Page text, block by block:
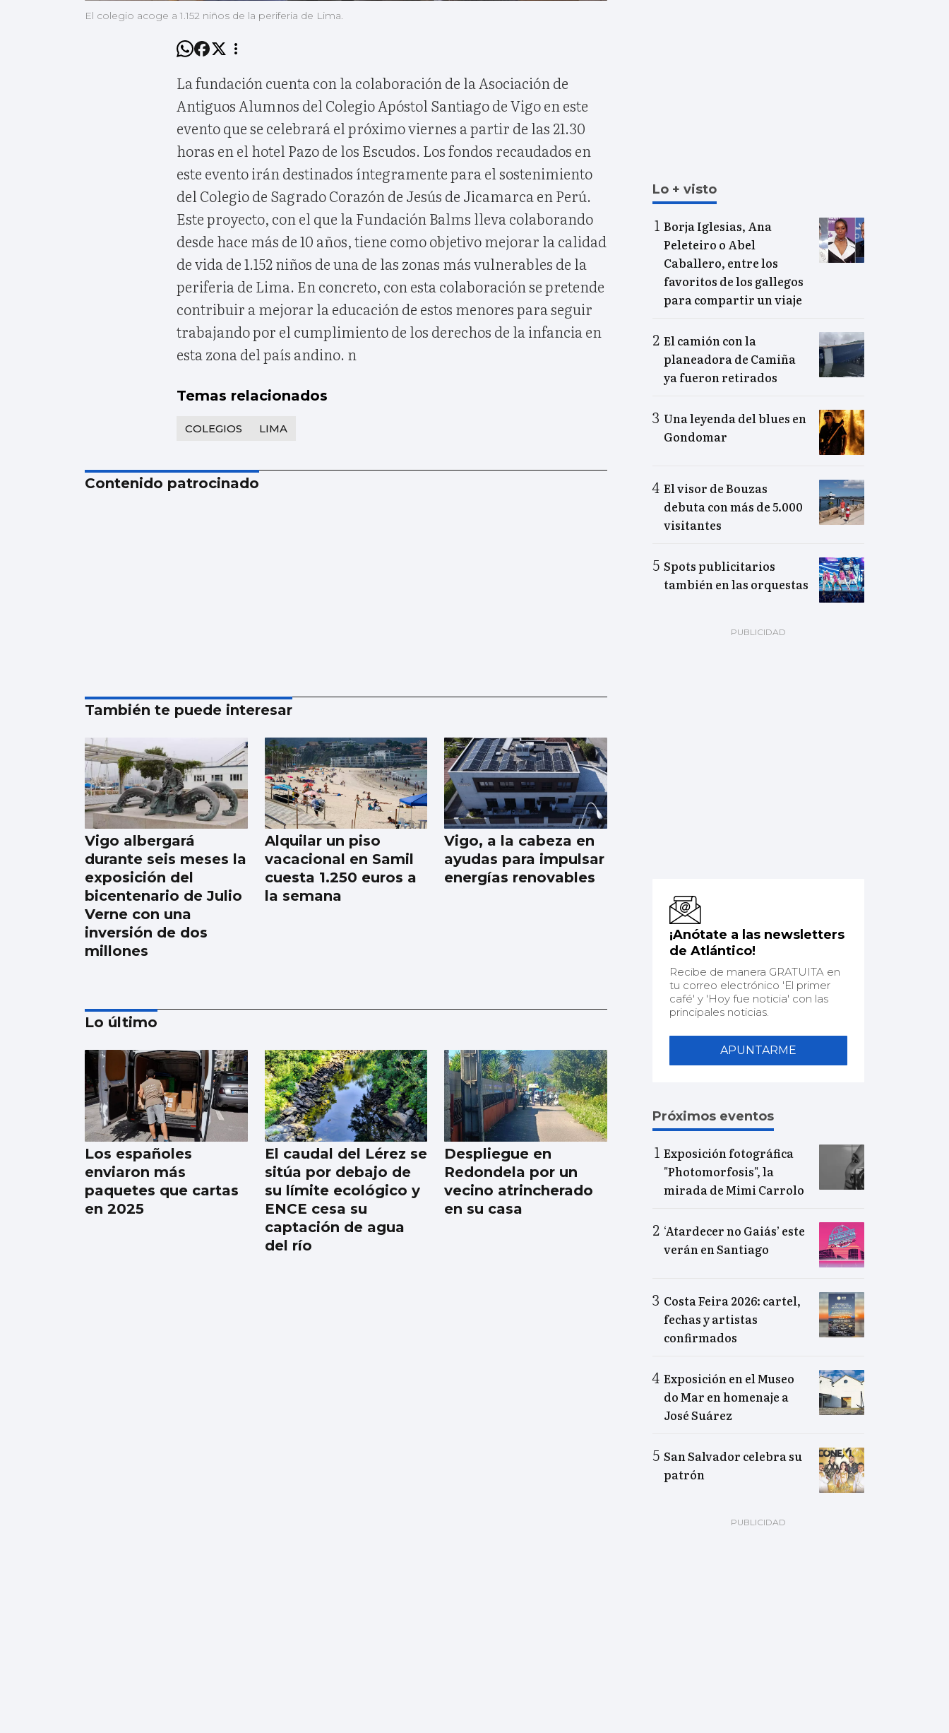
El colegio acoge a 1.152 niños de la periferia de Lima.
La fundación cuenta con la colaboración de la Asociación de
Antiguos Alumnos del Colegio Apóstol Santiago de Vigo en este
evento que se celebrará el próximo viernes a partir de las 21.30
horas en el hotel Pazo de los Escudos. Los fondos recaudados en
este evento irán destinados íntegramente para el sostenimiento
del Colegio de Sagrado Corazón de Jesús de Jicamarca en Perú.
Este proyecto, con el que la Fundación Balms lleva colaborando
desde hace más de 10 años, tiene como objetivo mejorar la calidad
de vida de 1.152 niños de una de las zonas más vulnerables de la
periferia de Lima. En concreto, con esta colaboración se pretende
contribuir a mejorar la educación de estos menores para seguir
trabajando por el cumplimiento de los derechos de la infancia en
esta zona del país andino. n
Temas relacionados
COLEGIOS LIMA
Contenido patrocinado
También te puede interesar
Vigo albergará
durante seis meses la
exposición del
bicentenario de Julio
Verne con una
inversión de dos
millones
Alquilar un piso
vacacional en Samil
cuesta 1.250 euros a
la semana
Vigo, a la cabeza en
ayudas para impulsar
energías renovables
Juan de Castro: “No
festival tentamos un
equilibrio entre
calidade e
informalidade”
Lo último
Los españoles
enviaron más
paquetes que cartas
en 2025
El caudal del Lérez se
sitúa por debajo de
su límite ecológico y
ENCE cesa su
captación de agua
del río
Despliegue en
Redondela por un
vecino atrincherado
en su casa
Lo + visto
Borja Iglesias, Ana
Peleteiro o Abel
Caballero, entre los
favoritos de los gallegos
para compartir un viaje
El camión con la
planeadora de Camiña
ya fueron retirados
Una leyenda del blues en
Gondomar
El visor de Bouzas
debuta con más de 5.000
visitantes
Spots publicitarios
también en las orquestas
¡Anótate a las newsletters
de Atlántico!
Recibe de manera GRATUITA en
tu correo electrónico 'El primer
café' y 'Hoy fue noticia' con las
principales noticias.
APUNTARME
Próximos eventos
Exposición fotográfica
"Photomorfosis", la
mirada de Mimi Carrolo
‘Atardecer no Gaiás’ este
verán en Santiago
Costa Feira 2026: cartel,
fechas y artistas
confirmados
Exposición en el Museo
do Mar en homenaje a
José Suárez
San Salvador celebra su
patrón